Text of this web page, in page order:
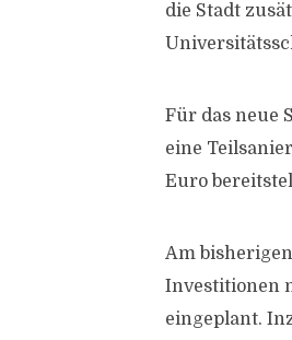
die Stadt
Für das neue
eine
Euro
Am
Investitionen
eingeplant.